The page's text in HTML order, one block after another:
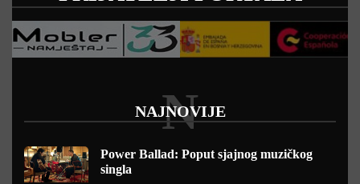
NAJNOVIJE
N
Power Ballad: Poput sjajnog muzičkog
singla